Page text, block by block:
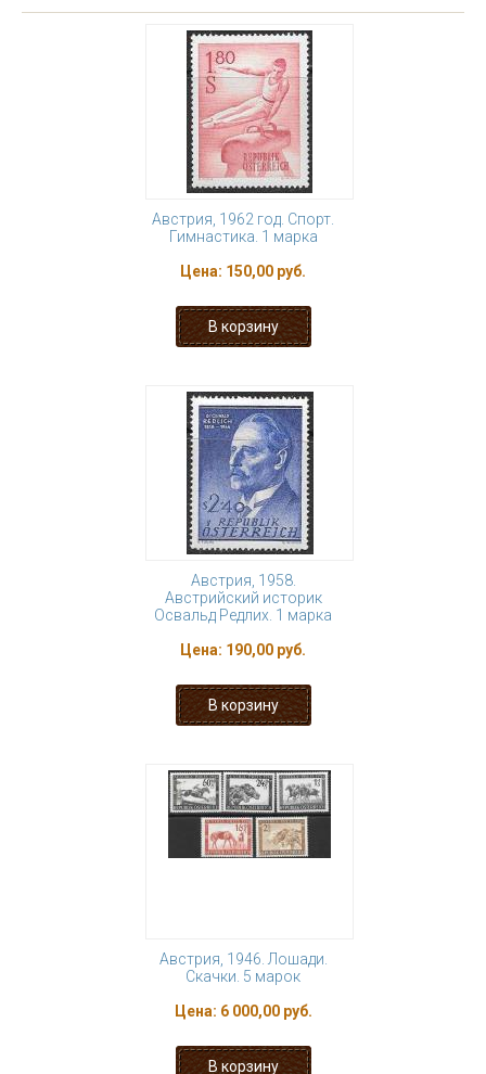
Австрия, 1962 год. Спорт.
Гимнастика. 1 марка
Цена: 150,00 руб.
Австрия, 1958.
Австрийский историк
Освальд Редлих. 1 марка
Цена: 190,00 руб.
Австрия, 1946. Лошади.
Скачки. 5 марок
Цена: 6 000,00 руб.